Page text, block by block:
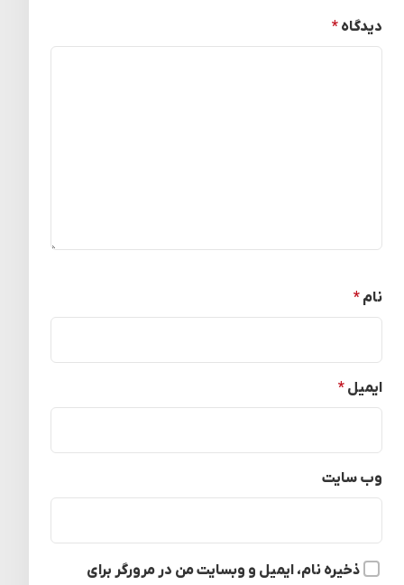
دیدگاه *
نام *
ایمیل *
وب‌ سایت
ذخیره نام، ایمیل و وبسایت من در مرورگر برای